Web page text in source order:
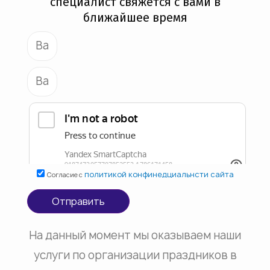
ближайшее время
Согласие с политикой конфинедциальнсти сайта
Отправить
На данный момент мы оказываем наши
услуги по организации праздников в